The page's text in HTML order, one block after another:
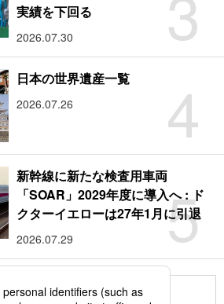
実績を下回る
2026.07.30
4
日本の世界遺産一覧
2026.07.26
5
新幹線に新たな検査用車両
「SOAR」2029年度に導入へ : ド
クターイエローは27年1月に引退
2026.07.29
もっと見る